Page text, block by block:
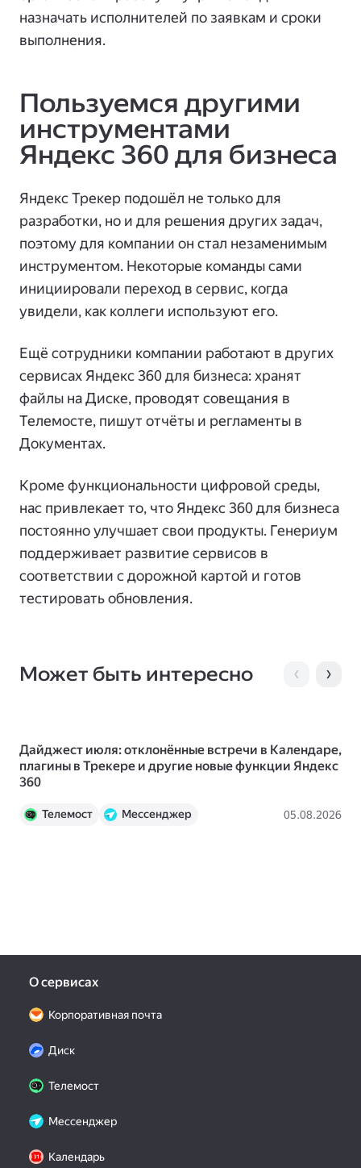
назначать исполнителей по заявкам и сроки
выполнения.
Пользуемся другими
инструментами
Яндекс 360 для бизнеса
Яндекс Трекер подошёл не только для
разработки, но и для решения других задач,
поэтому для компании он стал незаменимым
инструментом. Некоторые команды сами
инициировали переход в сервис, когда
увидели, как коллеги используют его.
Ещё сотрудники компании работают в других
сервисах Яндекс 360 для бизнеса: хранят
файлы на Диске, проводят совещания в
Телемосте, пишут отчёты и регламенты в
Документах.
Кроме функциональности цифровой среды,
нас привлекает то, что Яндекс 360 для бизнеса
постоянно улучшает свои продукты. Генериум
поддерживает развитие сервисов в
соответствии с дорожной картой и готов
тестировать обновления.
Может быть интересно
Дайджест июля: отклонённые встречи в Календаре,
плагины в Трекере и другие новые функции Яндекс
360
Телемост
Мессенджер
05.08.2026
О сервисах
Корпоративная почта
Диск
Телемост
Мессенджер
Календарь